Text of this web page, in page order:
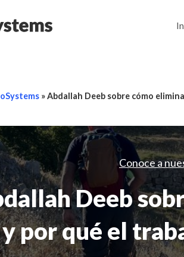
»Abdallah Deeb sobre cómo
Conoce a
Deeb
y por qué el